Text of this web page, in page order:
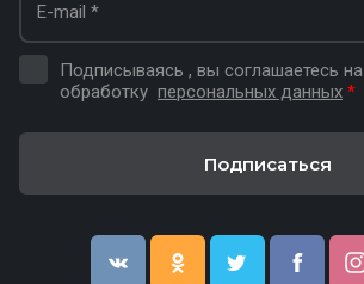
Подписываясь , вы соглашаетесь на
обработку персональных данных *
Подписаться